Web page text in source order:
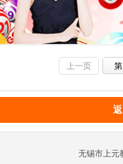
上一页
无锡市上元